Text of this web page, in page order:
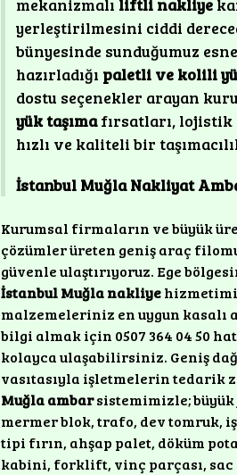
yerleştirilmesini ciddi
bünyesinde sunduğumuz
hazırladığı paletli ve kolili
dostu seçenekler arayan
yük taşımafırsatları, lojistik
hızlı ve kaliteli bir
İstanbul Muğla Nakliyat
Kurumsal firmaların ve büyük
çözümler üreten geniş araç
güvenle ulaştırıyoruz. Ege
İstanbul Muğla nakliye
malzemeleriniz en uygun kasalı
bilgi almak için 0507 364 04 50
kolayca ulaşabilirsiniz. Geniş
vasıtasıyla işletmelerin
Muğla ambarsistemimizle;
mermer blok, trafo, dev tomruk,
tipi fırın, ahşap palet, döküm
kabini, forklift, vinç parçası, sac